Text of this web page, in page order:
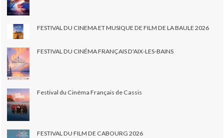
FESTIVAL DU CINEMA ET MUSIQUE DE FILM DE LA BAULE 2026
FESTIVAL DU CINÉMA FRANÇAIS D'AIX-LES-BAINS
Festival du Cinéma Français de Cassis
FESTIVAL DU FILM DE CABOURG 2026